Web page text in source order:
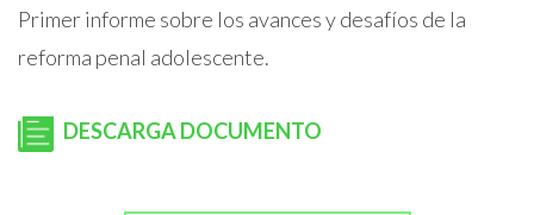
Primer informe sobre los avances y desafíos de la
reforma penal adolescente.
DESCARGA DOCUMENTO